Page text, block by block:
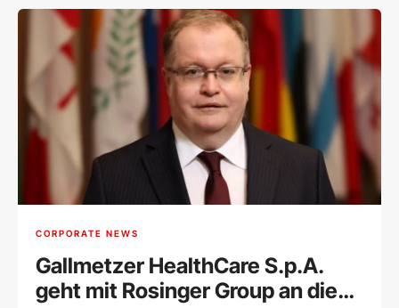
CORPORATE NEWS
Gallmetzer HealthCare S.p.A.
geht mit Rosinger Group an die